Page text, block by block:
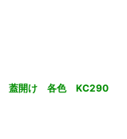
蓋開け 各色 KC290